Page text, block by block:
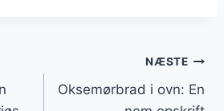
NÆSTE
Oksemørbrad i ovn: En